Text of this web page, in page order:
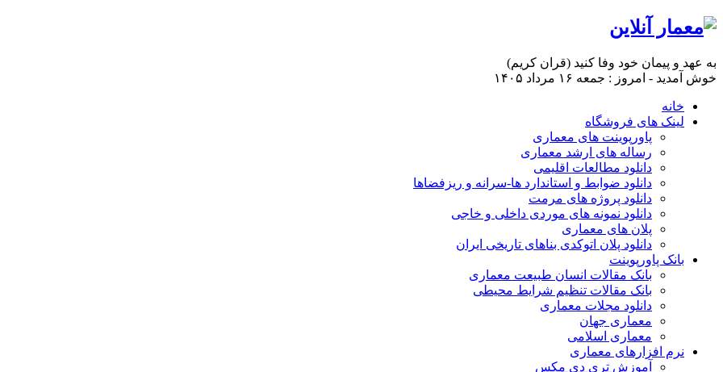
به عهد و پیمان خود وفا کنید (قران کریم)
خوش آمدید - امروز : جمعه ۱۶ مرداد ۱۴۰۵
خانه
لینک های فروشگاه
پاورپوینت های معماری
رساله های ارشد معماری
دانلود مطالعات اقلیمی
دانلود ضوابط و استاندارد ها-سرانه و ریزفضاها
دانلود پروژه های مرمت
دانلود نمونه های موردی داخلی و خاجی
پلان های معماری
دانلود پلان اتوکدی بناهای تاریخی ایران
بانک پاورپوینت
بانک مقالات انسان طبیعت معماری
بانک مقالات تنظیم شرایط محیطی
دانلود مجلات معماری
معماری جهان
معماری اسلامی
نرم افزارهای معماری
آﻣﻮزش ﺗﺮي دي ﻣﮑﺲ